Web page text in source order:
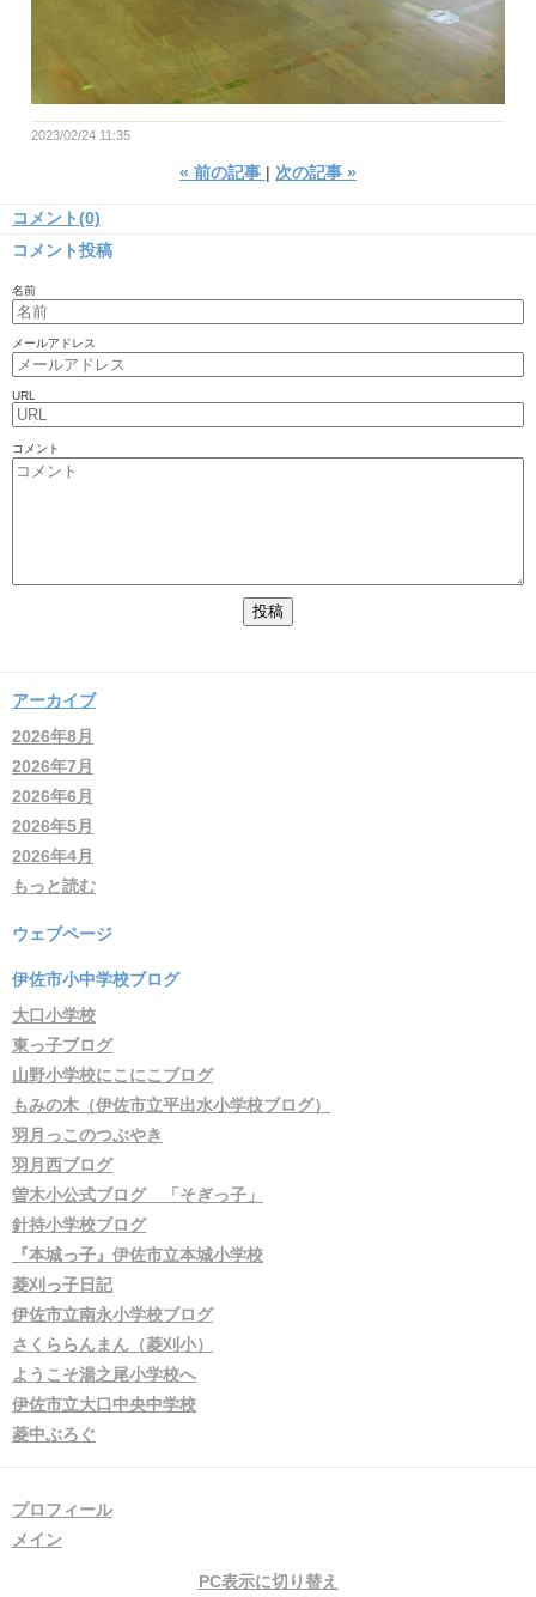
2023/02/24 11:35
« 前の記事 次の記事 »
コメント(0)
コメント投稿
名前
メールアドレス
URL
コメント
アーカイブ
2026年8月
2026年7月
2026年6月
2026年5月
2026年4月
もっと読む
ウェブページ
伊佐市小中学校ブログ
大口小学校
東っ子ブログ
山野小学校にこにこブログ
もみの木（伊佐市立平出水小学校ブログ）
羽月っこのつぶやき
羽月西ブログ
曽木小公式ブログ 「そぎっ子」
針持小学校ブログ
『本城っ子』伊佐市立本城小学校
菱刈っ子日記
伊佐市立南永小学校ブログ
さくららんまん（菱刈小）
ようこそ湯之尾小学校へ
伊佐市立大口中央中学校
菱中ぶろぐ
プロフィール
メイン
PC表示に切り替え